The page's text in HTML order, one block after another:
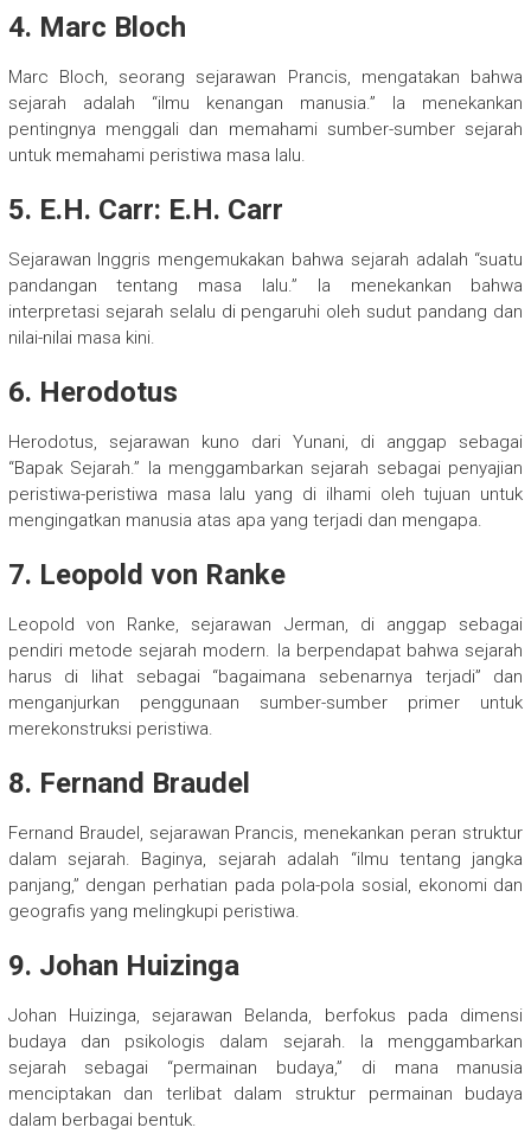
4. Marc Bloch
Marc Bloch, seorang sejarawan Prancis, mengatakan bahwa
sejarah adalah “ilmu kenangan manusia.” Ia menekankan
pentingnya menggali dan memahami sumber-sumber sejarah
untuk memahami peristiwa masa lalu.
5. E.H. Carr: E.H. Carr
Sejarawan Inggris mengemukakan bahwa sejarah adalah “suatu
pandangan tentang masa lalu.” Ia menekankan bahwa
interpretasi sejarah selalu di pengaruhi oleh sudut pandang dan
nilai-nilai masa kini.
6. Herodotus
Herodotus, sejarawan kuno dari Yunani, di anggap sebagai
“Bapak Sejarah.” Ia menggambarkan sejarah sebagai penyajian
peristiwa-peristiwa masa lalu yang di ilhami oleh tujuan untuk
mengingatkan manusia atas apa yang terjadi dan mengapa.
7. Leopold von Ranke
Leopold von Ranke, sejarawan Jerman, di anggap sebagai
pendiri metode sejarah modern. Ia berpendapat bahwa sejarah
harus di lihat sebagai “bagaimana sebenarnya terjadi” dan
menganjurkan penggunaan sumber-sumber primer untuk
merekonstruksi peristiwa.
8. Fernand Braudel
Fernand Braudel, sejarawan Prancis, menekankan peran struktur
dalam sejarah. Baginya, sejarah adalah “ilmu tentang jangka
panjang,” dengan perhatian pada pola-pola sosial, ekonomi dan
geografis yang melingkupi peristiwa.
9. Johan Huizinga
Johan Huizinga, sejarawan Belanda, berfokus pada dimensi
budaya dan psikologis dalam sejarah. Ia menggambarkan
sejarah sebagai “permainan budaya,” di mana manusia
menciptakan dan terlibat dalam struktur permainan budaya
dalam berbagai bentuk.